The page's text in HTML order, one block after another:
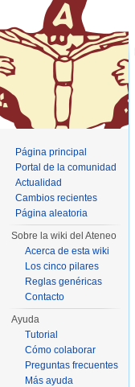
Página principal
Portal de la comunidad
Actualidad
Cambios recientes
Página aleatoria
Sobre la wiki del Ateneo
Acerca de esta wiki
Los cinco pilares
Reglas genéricas
Contacto
Ayuda
Tutorial
Cómo colaborar
Preguntas frecuentes
Más ayuda